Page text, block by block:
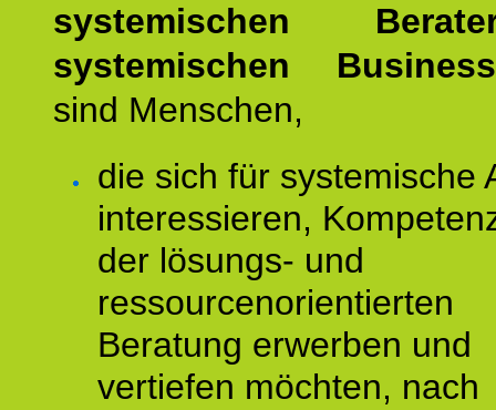
systemischen
systemischen
sind Menschen,
die sich für systemische
interessieren,
der lösungs- und
ressourcenorientierten
Beratung erwerben und
vertiefen möchten, nach